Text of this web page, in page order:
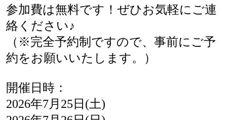
参加費は無料です！ぜひお気軽にご連
絡ください♪
（※完全予約制ですので、事前にご予
約をお願いいたします。）
開催日時：
2026年7月25日(土)